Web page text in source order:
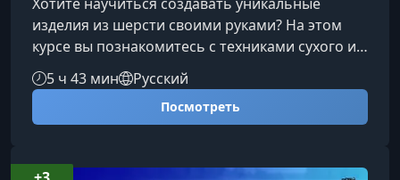
изделия из шерсти своими руками? На этом
курсе вы познакомитесь с техниками сухого и
мокрого валяния, научитесь работать с
натуральными материалами и сможете
изготавливать игрушки, броши, элементы
декора и стильные аксессуары — легко,
научитесь Разбираться в видах шерсти и
5 ч 43 мин Русский
Посмотреть